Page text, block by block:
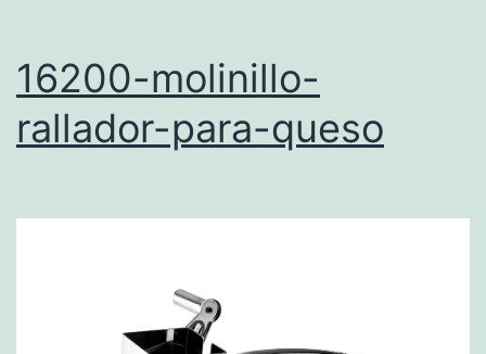
16200-molinillo-
rallador-para-queso